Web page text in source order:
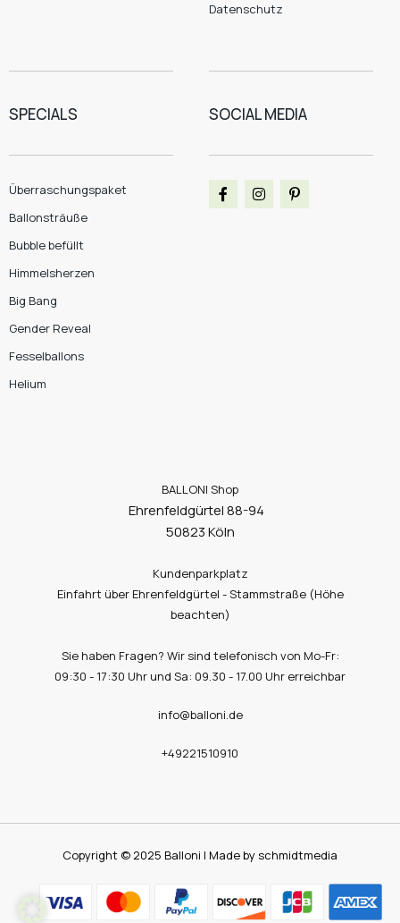
Datenschutz
SPECIALS
Überraschungspaket
Ballonsträuße
Bubble befüllt
Himmelsherzen
Big Bang
Gender Reveal
Fesselballons
Helium
SOCIAL MEDIA
BALLONI Shop
Ehrenfeldgürtel 88-94
50823 Köln
Kundenparkplatz
Einfahrt über Ehrenfeldgürtel - Stammstraße (Höhe
beachten)
Sie haben Fragen? Wir sind telefonisch von Mo-Fr:
09:30 - 17:30 Uhr und Sa: 09.30 - 17.00 Uhr erreichbar
info@balloni.de
+49221510910
Copyright © 2025 Balloni | Made by schmidtmedia